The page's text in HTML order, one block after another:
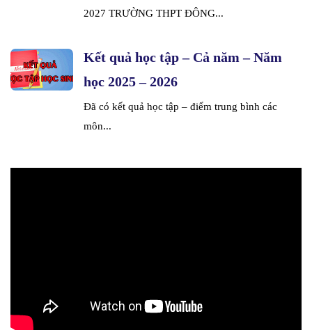
2027 TRƯỜNG THPT ĐÔNG...
Kết quả học tập – Cả năm – Năm
học 2025 – 2026
Đã có kết quả học tập – điểm trung bình các
môn...